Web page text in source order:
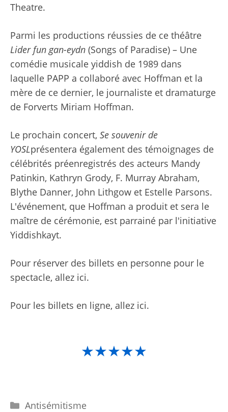
Theatre.
Parmi les productions réussies de ce théâtre
Lider fun gan-eydn (Songs of Paradise) – Une
comédie musicale yiddish de 1989 dans
laquelle PAPP a collaboré avec Hoffman et la
mère de ce dernier, le journaliste et dramaturge
de Forverts Miriam Hoffman.
Le prochain concert, Se souvenir de
YOSLprésentera également des témoignages de
célébrités préenregistrés des acteurs Mandy
Patinkin, Kathryn Grody, F. Murray Abraham,
Blythe Danner, John Lithgow et Estelle Parsons.
L'événement, que Hoffman a produit et sera le
maître de cérémonie, est parrainé par l'initiative
Yiddishkayt.
Pour réserver des billets en personne pour le
spectacle, allez ici.
Pour les billets en ligne, allez ici.
★★★★★
Catégories
Antisémitisme